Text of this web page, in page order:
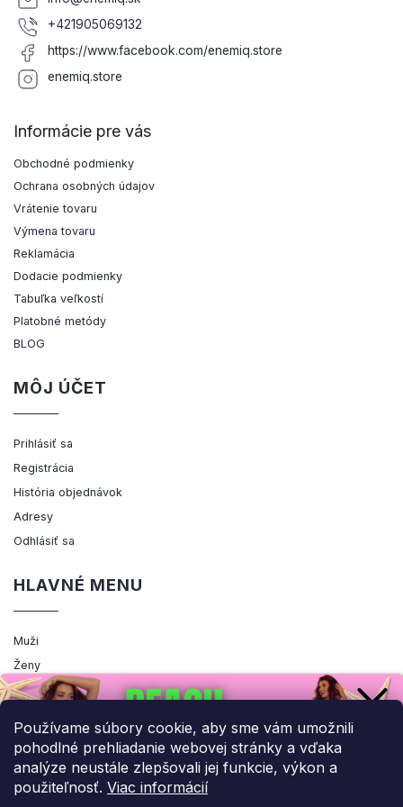
Používame súbory cookie, aby sme vám umožnili
pohodlné prehliadanie webovej stránky a vďaka
analýze neustále zlepšovali jej funkcie, výkon a
použiteľnosť. Viac informácií
+421905069132
https://www.facebook.com/enemiq.store
enemiq.store
Informácie pre vás
Obchodné podmienky
Ochrana osobných údajov
Vrátenie tovaru
Výmena tovaru
Reklamácia
Dodacie podmienky
Tabuľka veľkostí
Platobné metódy
BLOG
MÔJ ÚČET
Prihlásiť sa
Registrácia
História objednávok
Adresy
Odhlásiť sa
HLAVNÉ MENU
Muži
Ženy
Výpredaj